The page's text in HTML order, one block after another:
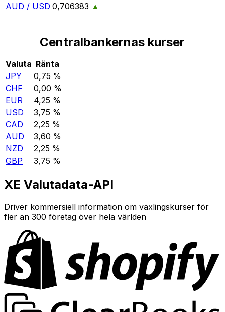
AUD / USD 0,706383 ▲
Centralbankernas kurser
Valuta Ränta
JPY
0,75 %
CHF
0,00 %
EUR
4,25 %
USD
3,75 %
CAD
2,25 %
AUD
3,60 %
NZD
2,25 %
GBP
3,75 %
XE Valutadata-API
Driver kommersiell information om växlingskurser för
fler än 300 företag över hela världen